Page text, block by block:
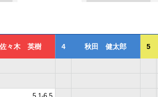
佐々木 英樹 4 秋田 健太郎 5